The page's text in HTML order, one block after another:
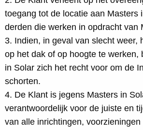
toegang tot de locatie aan Masters
derden die werken in opdracht van
3. Indien, in geval van slecht weer,
op het dak of op hoogte te werken,
in Solar zich het recht voor om de
schorten.
4. De Klant is jegens Masters in
verantwoordelijk voor de juiste en
van alle inrichtingen, voorzieningen